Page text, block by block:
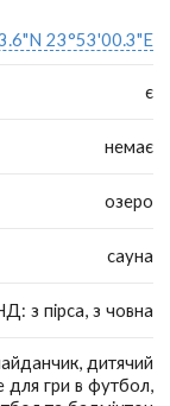
23°53'00.3"E
є
немає
озеро
сауна
з пірса, з човна
дитячий
для гри в футбол,